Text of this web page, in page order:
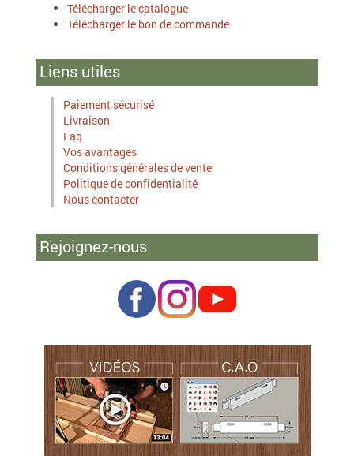
Télécharger le catalogue
Télécharger le bon de commande
Liens utiles
Paiement sécurisé
Livraison
Faq
Vos avantages
Conditions générales de vente
Politique de confidentialité
Nous contacter
Rejoignez-nous